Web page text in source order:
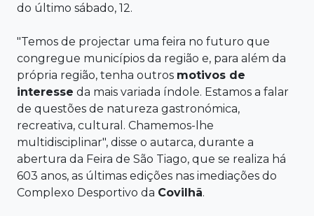
do último sábado, 12.
"Temos de projectar uma feira no futuro que
congregue municípios da região e, para além da
própria região, tenha outros motivos de
interesse da mais variada índole. Estamos a falar
de questões de natureza gastronómica,
recreativa, cultural. Chamemos-lhe
multidisciplinar", disse o autarca, durante a
abertura da Feira de São Tiago, que se realiza há
603 anos, as últimas edições nas imediações do
Complexo Desportivo da Covilhã.